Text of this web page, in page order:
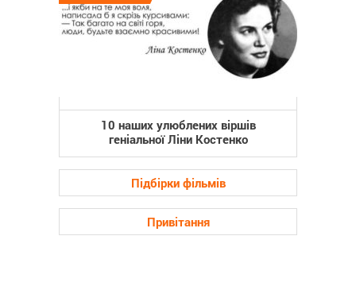
10 наших улюблених віршів
геніальної Ліни Костенко
Підбірки фільмів
Привітання